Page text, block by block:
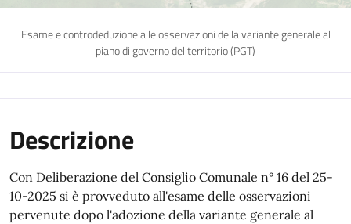
Esame e controdeduzione alle osservazioni della variante generale al
piano di governo del territorio (PGT)
Descrizione
Con Deliberazione del Consiglio Comunale n° 16 del 25-
10-2025 si è provveduto all'esame delle osservazioni
pervenute dopo l'adozione della variante generale al